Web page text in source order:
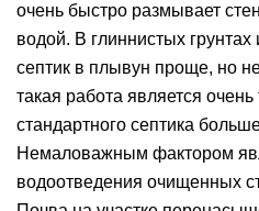
очень быстро размывает
водой. В глиннистых грунтах
септик в плывун проще, но
такая работа является очень
стандартного септика
Немаловажным фактором
водоотведения очищенных